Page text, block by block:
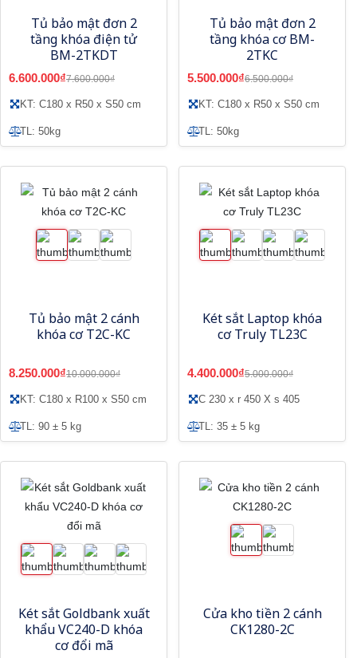
Tủ bảo mật đơn 2
tầng khóa điện tử
BM-2TKDT
6.600.000₫7.600.000₫
KT: C180 x R50 x S50 cm
TL: 50kg
Tủ bảo mật đơn 2
tầng khóa cơ BM-
2TKC
5.500.000₫6.500.000₫
KT: C180 x R50 x S50 cm
TL: 50kg
Tủ bảo mật 2 cánh
khóa cơ T2C-KC
8.250.000₫10.000.000₫
KT: C180 x R100 x S50 cm
TL: 90 ± 5 kg
Két sắt Laptop khóa
cơ Truly TL23C
4.400.000₫5.000.000₫
C 230 x r 450 X s 405
TL: 35 ± 5 kg
Két sắt Goldbank xuất
khẩu VC240-D khóa
cơ đổi mã
Cửa kho tiền 2 cánh
CK1280-2C